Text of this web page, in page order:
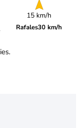
15 km/h
Rafales30 km/h